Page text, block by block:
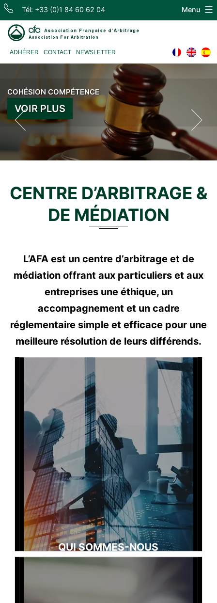
Skip
content
Tél: +33 (0)1 84 60 62 04
Association
Française
d'Arbitrage
ADHÉRER CONTACT NEWSLETTER
Menu
COHÉSION COMPÉTENCE
VOIR PLUS
INDÉPENDANCE EXPÉRIENCE
VOIR PLUS
CENTRE D’ARBITRAGE &
DE MÉDIATION
L’AFA est un centre d’arbitrage et de
médiation offrant aux particuliers et aux
entreprises une éthique, un
accompagnement et un cadre
réglementaire simple et efficace pour une
meilleure résolution de leurs différends.
QUI SOMMES-NOUS